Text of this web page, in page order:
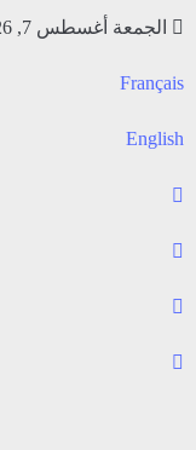
الجمعة أغسطس 7, 2026
Français
English